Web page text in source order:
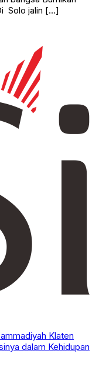
Solo jalin […]
Klaten
dalam Kehidupan